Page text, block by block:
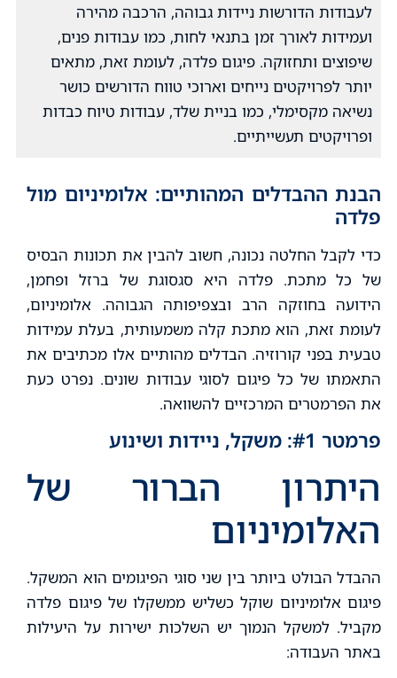
לעבודות הדורשות ניידות גבוהה, הרכבה מהירה
ועמידות לאורך זמן בתנאי לחות, כמו עבודות פנים,
שיפוצים ותחזוקה. פיגום פלדה, לעומת זאת, מתאים
יותר לפרויקטים נייחים וארוכי טווח הדורשים כושר
נשיאה מקסימלי, כמו בניית שלד, עבודות טיוח כבדות
ופרויקטים תעשייתיים.
הבנת ההבדלים המהותיים: אלומיניום מול
פלדה
כדי לקבל החלטה נכונה, חשוב להבין את תכונות הבסיס
של כל מתכת. פלדה היא סגסוגת של ברזל ופחמן,
הידועה בחוזקה הרב ובצפיפותה הגבוהה. אלומיניום,
לעומת זאת, הוא מתכת קלה משמעותית, בעלת עמידות
טבעית בפני קורוזיה. הבדלים מהותיים אלו מכתיבים את
התאמתו של כל פיגום לסוגי עבודות שונים. נפרט כעת
את הפרמטרים המרכזיים להשוואה.
פרמטר #1: משקל, ניידות ושינוע
היתרון הברור של
האלומיניום
ההבדל הבולט ביותר בין שני סוגי הפיגומים הוא המשקל.
פיגום אלומיניום שוקל כשליש ממשקלו של פיגום פלדה
מקביל. למשקל הנמוך יש השלכות ישירות על היעילות
באתר העבודה: